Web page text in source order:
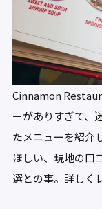
Cinnamon
ーがありすぎて、
たメニューを紹介
ほしい、現地の口
選との事。詳しく